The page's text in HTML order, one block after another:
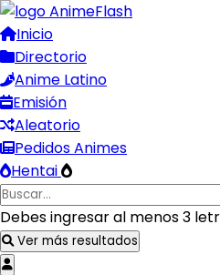
Inicio
Directorio
Anime Latino
Emisión
Aleatorio
Pedidos Animes
Hentai
Debes ingresar al menos 3
Ver más resultados